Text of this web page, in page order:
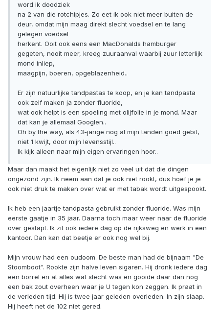
word ik doodziek
na 2 van die rotchipjes. Zo eet ik ook niet meer buiten de
deur, omdat mijn maag direkt slecht voedsel en te lang
gelegen voedsel
herkent. Ooit ook eens een MacDonalds hamburger
gegeten, nooit meer, kreeg zuuraanval waarbij zuur letterlijk
mond inliep,
maagpijn, boeren, opgeblazenheid..
Er zijn natuurlijke tandpastas te koop, en je kan tandpasta
ook zelf maken ja zonder fluoride,
wat ook helpt is een spoeling met olijfolie in je mond. Maar
dat kan je allemaal Googlen..
Oh by the way, als 43-jarige nog al mijn tanden goed gebit,
niet 1 kwijt, door mijn levensstijl..
Ik kijk alleen naar mijn eigen ervaringen hoor..
Maar dan maakt het eigenlijk niet zo veel uit dat die dingen
ongezond zijn. Ik neem aan dat je ook niet rookt, dus hoef je je
ook niet druk te maken over wat er met tabak wordt uitgespookt.
Ik heb een jaartje tandpasta gebruikt zonder fluoride. Was mijn
eerste gaatje in 35 jaar. Daarna toch maar weer naar de fluoride
over gestapt. Ik zit ook iedere dag op de rijksweg en werk in een
kantoor. Dan kan dat beetje er ook nog wel bij.
Mijn vrouw had een oudoom. De beste man had de bijnaam "De
Stoomboot". Rookte zijn halve leven sigaren. Hij dronk iedere dag
een borrel en at alles wat slecht was en gooide daar dan nog
een bak zout overheen waar je U tegen kon zeggen. Ik praat in
de verleden tijd. Hij is twee jaar geleden overleden. In zijn slaap.
Hij heeft net de 102 niet gered.